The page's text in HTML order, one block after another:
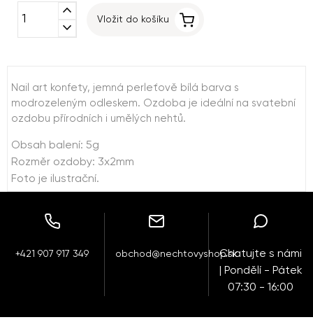
expand_less
expand_more
Vložit do košíku
Nail art konfety, jemná perleťově bílá barva s
modrozeleným odleskem. Ozdoba je ideální na svatební
ozdobu přírodních i umělých nehtů.
Obsah balení: 5g
Rozměr ozdoby: 3x2mm
Foto je ilustrační.
+421 907 917 349 obchod@nechtovyshop.skChatujte s námi
| Pondělí - Pátek
07:30 - 16:00